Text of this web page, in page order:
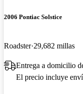
2006 Pontiac Solstice
Roadster 29,682 millas
Entrega a domicilio
El precio incluye